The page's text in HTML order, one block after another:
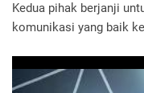
Kedua pihak berjanji
komunikasi yang baik